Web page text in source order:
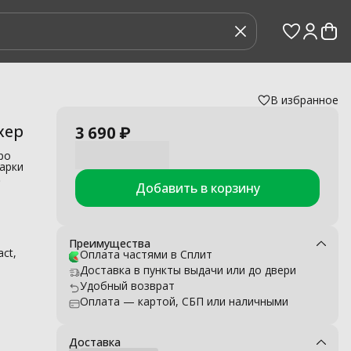
В избранное
3 690 ₽
Добавить в корзину
Преимущества
Оплата частями в Сплит
Доставка в пункты выдачи или до двери
Удобный возврат
Оплата — картой, СБП или наличными
Доставка